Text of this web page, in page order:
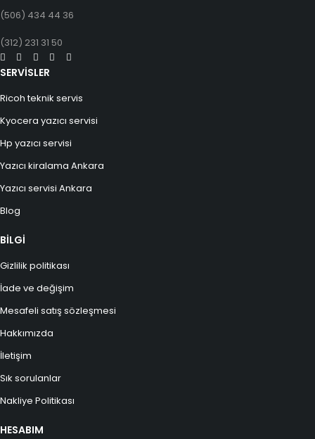
(506) 434 44 36
(312) 231 31 50
SERVİSLER
Ricoh teknik servis
Kyocera yazıcı servisi
Hp yazıcı servisi
Yazıcı kiralama Ankara
Yazıcı servisi Ankara
Blog
BİLGİ
Gizlilik politikası
İade ve değişim
Mesafeli satış sözleşmesi
Hakkımızda
İletişim
Sık sorulanlar
Nakliye Politikası
HESABIM